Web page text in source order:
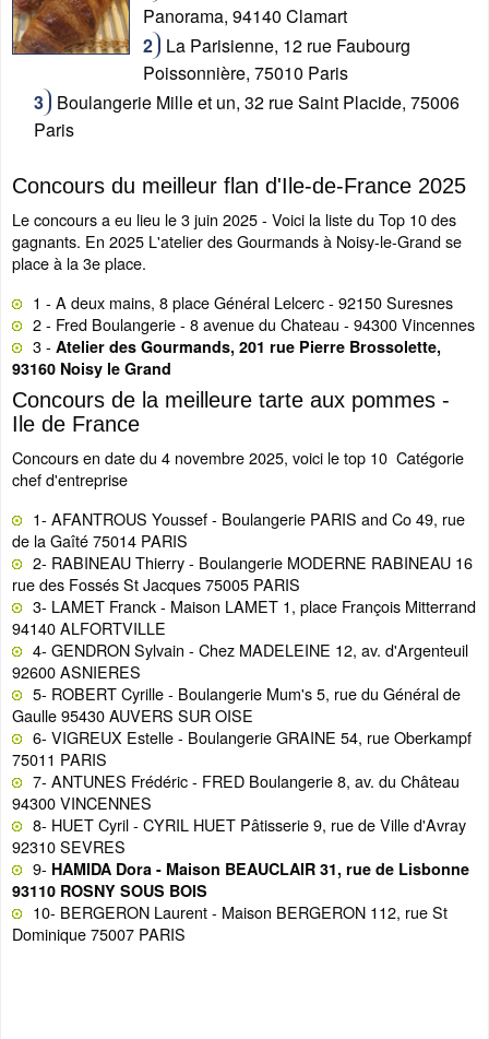
Panorama, 94140 Clamart
La Parisienne, 12 rue Faubourg
Poissonnière, 75010 Paris
Boulangerie Mille et un, 32 rue Saint Placide, 75006
Paris
Concours du meilleur flan d'Ile-de-France 2025
Le concours a eu lieu le 3 juin 2025 - Voici la liste du Top 10 des
gagnants. En 2025 L'atelier des Gourmands à Noisy-le-Grand se
place à la 3e place.
1 - A deux mains, 8 place Général Lelcerc - 92150 Suresnes
2 - Fred Boulangerie - 8 avenue du Chateau - 94300 Vincennes
3 - Atelier des Gourmands, 201 rue Pierre Brossolette,
93160 Noisy le Grand
Concours de la meilleure tarte aux pommes -
Ile de France
Concours en date du 4 novembre 2025, voici le top 10 Catégorie
chef d'entreprise
1- AFANTROUS Youssef - Boulangerie PARIS and Co 49, rue
de la Gaîté 75014 PARIS
2- RABINEAU Thierry - Boulangerie MODERNE RABINEAU 16
rue des Fossés St Jacques 75005 PARIS
3- LAMET Franck - Maison LAMET 1, place François Mitterrand
94140 ALFORTVILLE
4- GENDRON Sylvain - Chez MADELEINE 12, av. d'Argenteuil
92600 ASNIERES
5- ROBERT Cyrille - Boulangerie Mum's 5, rue du Général de
Gaulle 95430 AUVERS SUR OISE
6- VIGREUX Estelle - Boulangerie GRAINE 54, rue Oberkampf
75011 PARIS
7- ANTUNES Frédéric - FRED Boulangerie 8, av. du Château
94300 VINCENNES
8- HUET Cyril - CYRIL HUET Pâtisserie 9, rue de Ville d'Avray
92310 SEVRES
9- HAMIDA Dora - Maison BEAUCLAIR 31, rue de Lisbonne
93110 ROSNY SOUS BOIS
10- BERGERON Laurent - Maison BERGERON 112, rue St
Dominique 75007 PARIS